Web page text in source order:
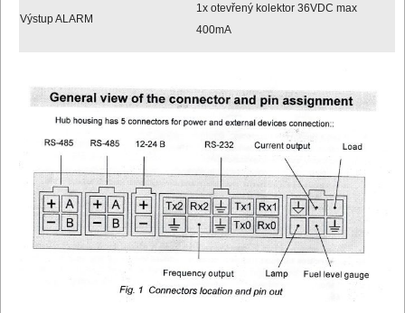
Výstup ALARM
1x otevřený kolektor 36VDC max
400mA